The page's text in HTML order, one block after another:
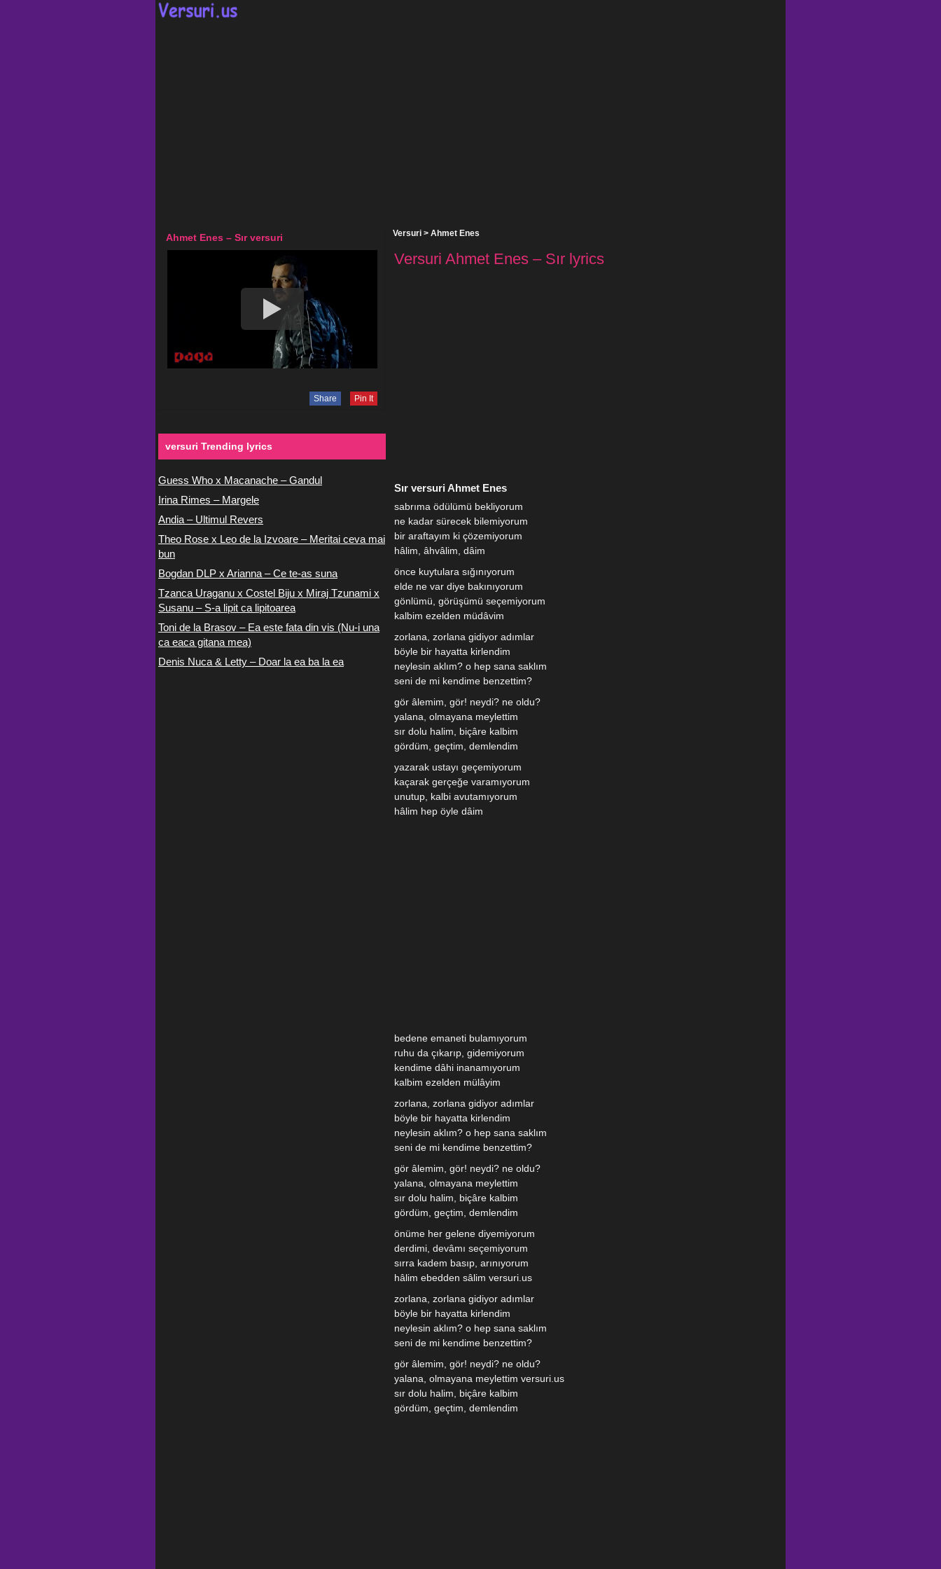
Versuri > Ahmet Enes
Versuri Ahmet Enes – Sır lyrics
Sır versuri Ahmet Enes
sabrıma ödülümü bekliyorum
ne kadar sürecek bilemiyorum
bir araftayım ki çözemiyorum
hâlim, âhvâlim, dâim
önce kuytulara sığınıyorum
elde ne var diye bakınıyorum
gönlümü, görüşümü seçemiyorum
kalbim ezelden müdâvim
zorlana, zorlana gidiyor adımlar
böyle bir hayatta kirlendim
neylesin aklım? o hep sana saklım
seni de mi kendime benzettim?
gör âlemim, gör! neydi? ne oldu?
yalana, olmayana meylettim
sır dolu halim, biçâre kalbim
gördüm, geçtim, demlendim
yazarak ustayı geçemiyorum
kaçarak gerçeğe varamıyorum
unutup, kalbi avutamıyorum
hâlim hep öyle dâim
bedene emaneti bulamıyorum
ruhu da çıkarıp, gidemiyorum
kendime dâhi inanamıyorum
kalbim ezelden mülâyim
zorlana, zorlana gidiyor adımlar
böyle bir hayatta kirlendim
neylesin aklım? o hep sana saklım
seni de mi kendime benzettim?
gör âlemim, gör! neydi? ne oldu?
yalana, olmayana meylettim
sır dolu halim, biçâre kalbim
gördüm, geçtim, demlendim
önüme her gelene diyemiyorum
derdimi, devâmı seçemiyorum
sırra kadem basıp, arınıyorum
hâlim ebedden sâlim versuri.us
zorlana, zorlana gidiyor adımlar
böyle bir hayatta kirlendim
neylesin aklım? o hep sana saklım
seni de mi kendime benzettim?
gör âlemim, gör! neydi? ne oldu?
yalana, olmayana meylettim versuri.us
sır dolu halim, biçâre kalbim
gördüm, geçtim, demlendim
Ahmet Enes – Sır versuri
Share Pin It
versuri Trending lyrics
Guess Who x Macanache – Gandul
Irina Rimes – Margele
Andia – Ultimul Revers
Theo Rose x Leo de la Izvoare – Meritai ceva mai
bun
Bogdan DLP x Arianna – Ce te-as suna
Tzanca Uraganu x Costel Biju x Miraj Tzunami x
Susanu – S-a lipit ca lipitoarea
Toni de la Brasov – Ea este fata din vis (Nu-i una
ca eaca gitana mea)
Denis Nuca & Letty – Doar la ea ba la ea